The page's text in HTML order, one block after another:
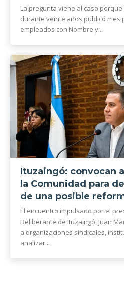
La pregunta viene al caso
durante veinte años publicó mes
empleados con Nombre y...
Ituzaingó: convocan
la Comunidad para
de una posible
El encuentro impulsado por el
Deliberante de Ituzaingó, Juan
a organizaciones sindicales,
analizar...